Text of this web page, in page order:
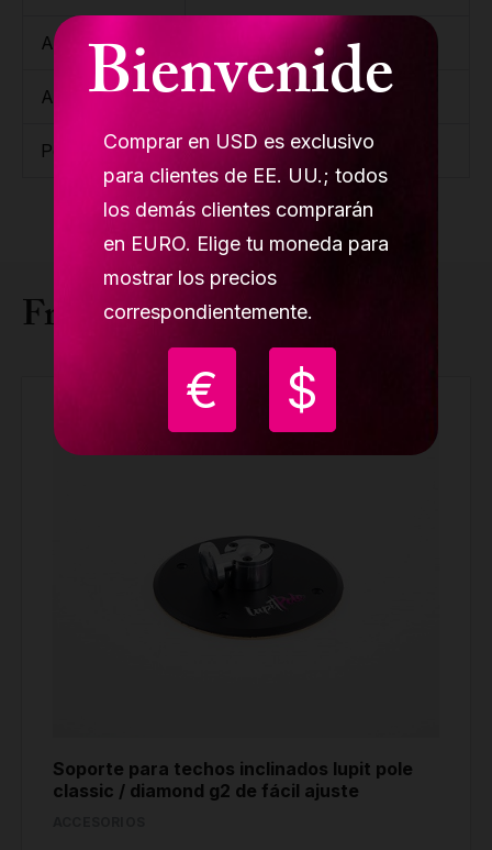
Bienvenide
Comprar en USD es exclusivo
para clientes de EE. UU.; todos
los demás clientes comprarán
en EURO. Elige tu moneda para
mostrar los precios
correspondientemente.
€ $
Ancho 23 cm/ 9.44''
Altura 14 cm/ 6.96''
Peso 15,70 kg/ 34.94 lb
Frequently bought together
Soporte para techos inclinados lupit pole
classic / diamond g2 de fácil ajuste